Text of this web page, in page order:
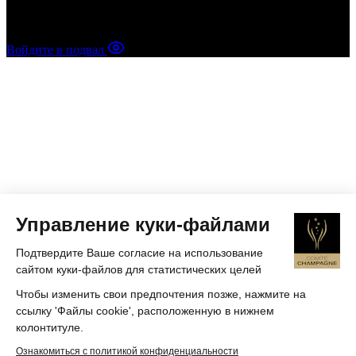
Управление куки-файлами
Подтвердите Ваше согласие на использование
сайтом куки-файлов для статистических целей
Чтобы изменить свои предпочтения позже, нажмите на
ссылку 'Файлы cookie', расположенную в нижнем
колонтитуле.
Ознакомиться с политикой конфиденциальности
Войдите в подвал